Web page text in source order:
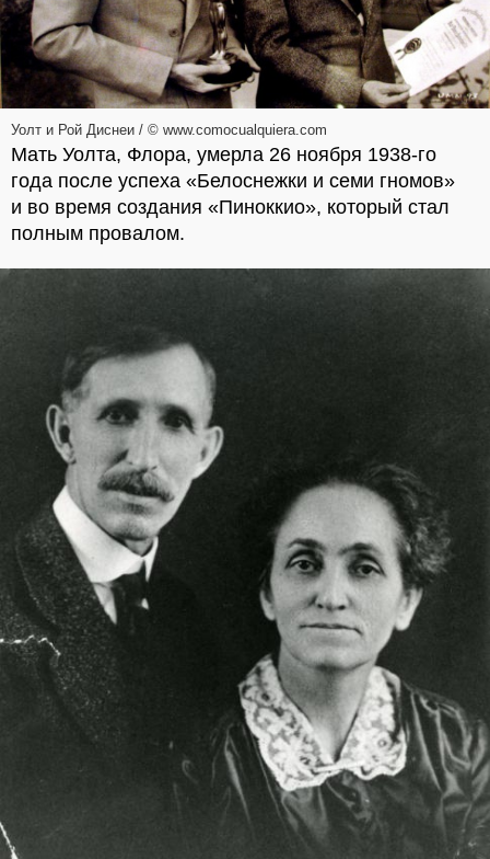
Уолт и Рой Диснеи / © www.comocualquiera.com
Мать Уолта, Флора, умерла 26 ноября 1938-го
года после успеха «Белоснежки и семи гномов»
и во время создания «Пиноккио», который стал
полным провалом.